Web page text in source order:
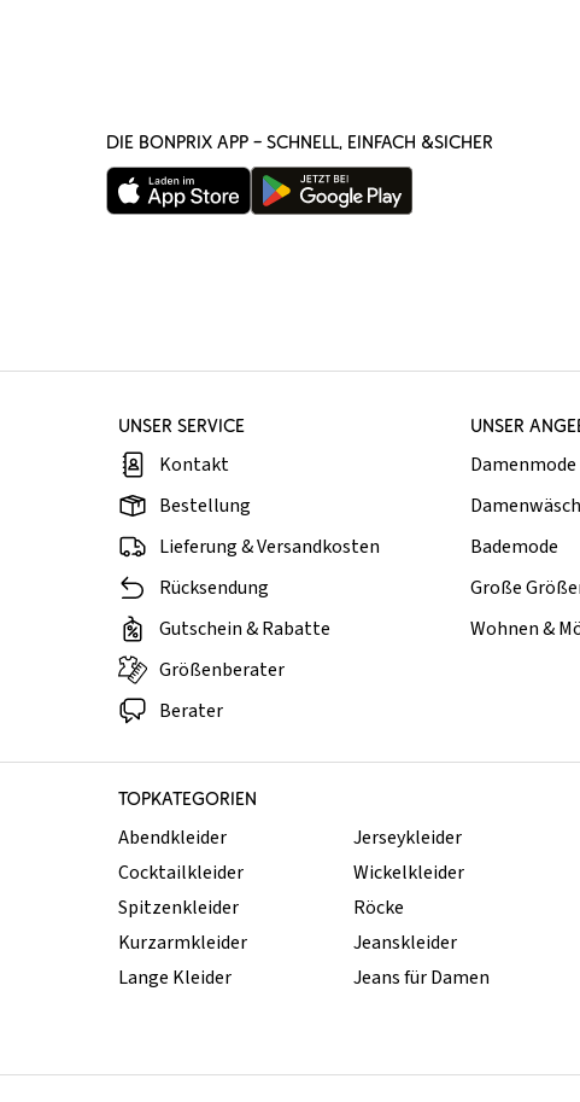
DIE BONPRIX APP – SCHNELL, EINFACH &SICHER
UNSER SERVICE
Kontakt
Bestellung
Lieferung & Versandkosten
Rücksendung
Gutschein & Rabatte
Größenberater
Berater
UNSER
Damenmode
Bademode
Große
Wohnen &
TOPKATEGORIEN
Abendkleider
Cocktailkleider
Spitzenkleider
Kurzarmkleider
Lange Kleider
Jerseykleider
Wickelkleider
Röcke
Jeanskleider
Jeans für Damen